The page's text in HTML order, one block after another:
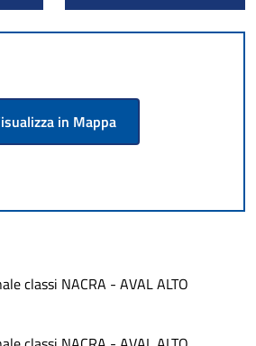
in Mappa
classi NACRA - AVAL ALTO